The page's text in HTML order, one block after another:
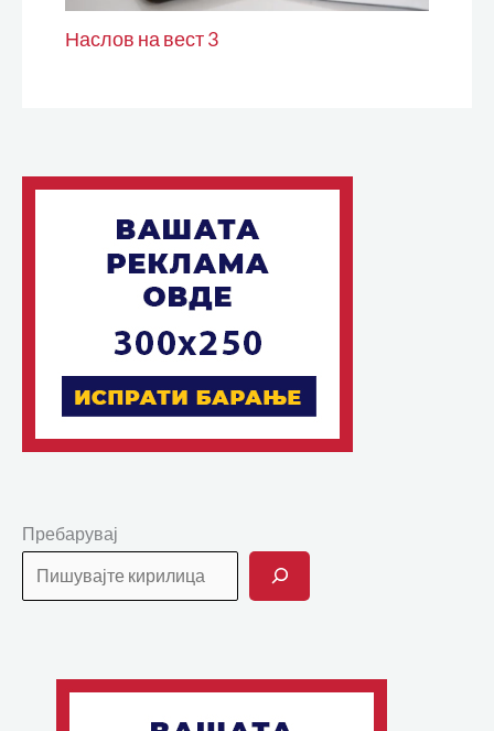
Наслов на вест 3
Пребарувај